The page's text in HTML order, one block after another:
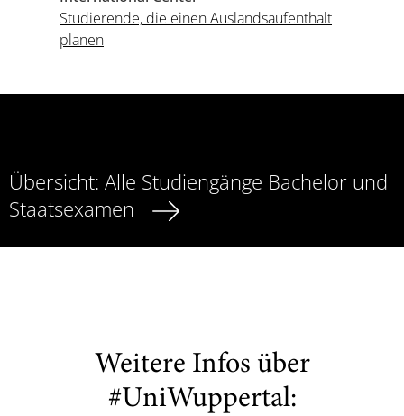
Studierende, die einen Auslandsaufenthalt
planen
Übersicht: Alle Studiengänge Bachelor und
Staatsexamen
Weitere Infos über
#UniWuppertal: